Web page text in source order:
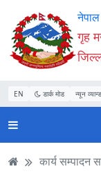
Accessibility
Mode
सुरु
गर्नुहोस्
सामाग्री
पढ्नुहाेस्
नेभिगेसन
पढ्नुहाेस्
वेबसाइट
खोजमा
जानुहोस्
गृह
EN डार्क मोड न्यून
कार्य सम्पादन